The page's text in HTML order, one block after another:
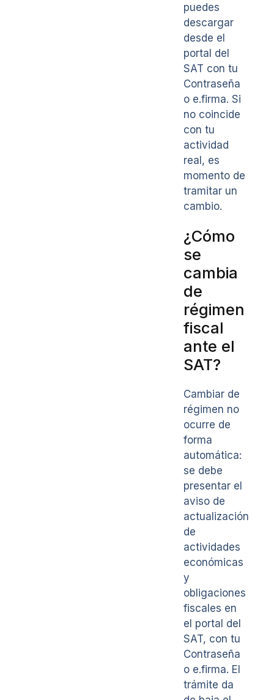
puedes
descargar
desde el
portal del
SAT con tu
Contraseña
o e.firma. Si
no coincide
con tu
actividad
real, es
momento de
tramitar un
cambio.
¿Cómo
se
cambia
de
régimen
fiscal
ante el
SAT?
Cambiar de
régimen no
ocurre de
forma
automática:
se debe
presentar el
aviso de
actualización
de
actividades
económicas
y
obligaciones
fiscales en
el portal del
SAT, con tu
Contraseña
o e.firma. El
trámite da